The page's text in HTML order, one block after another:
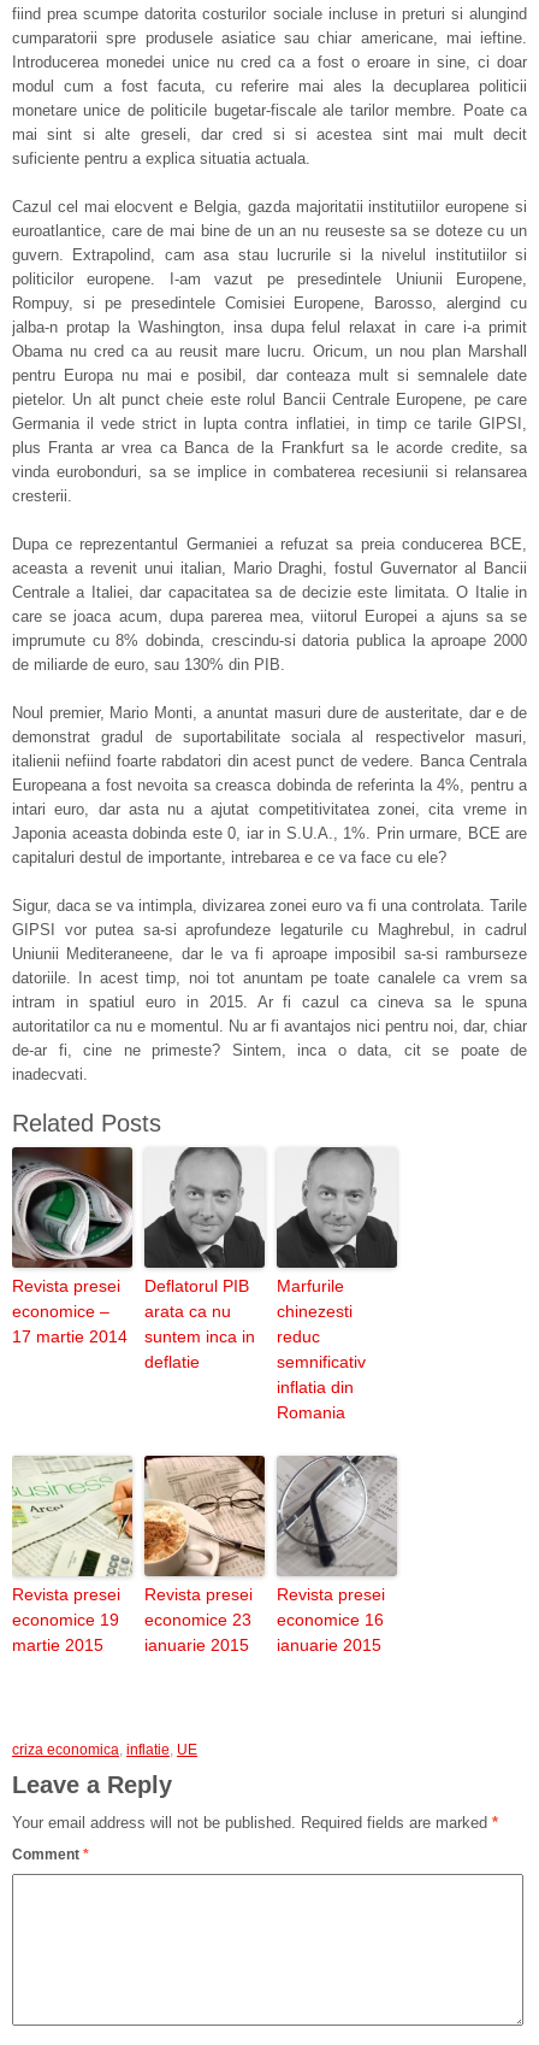
fiind prea scumpe datorita costurilor sociale incluse in preturi si alungind
cumparatorii spre produsele asiatice sau chiar americane, mai ieftine.
Introducerea monedei unice nu cred ca a fost o eroare in sine, ci doar
modul cum a fost facuta, cu referire mai ales la decuplarea politicii
monetare unice de politicile bugetar-fiscale ale tarilor membre. Poate ca
mai sint si alte greseli, dar cred si si acestea sint mai mult decit
suficiente pentru a explica situatia actuala.
Cazul cel mai elocvent e Belgia, gazda majoritatii institutiilor europene si
euroatlantice, care de mai bine de un an nu reuseste sa se doteze cu un
guvern. Extrapolind, cam asa stau lucrurile si la nivelul institutiilor si
politicilor europene. I-am vazut pe presedintele Uniunii Europene,
Rompuy, si pe presedintele Comisiei Europene, Barosso, alergind cu
jalba-n protap la Washington, insa dupa felul relaxat in care i-a primit
Obama nu cred ca au reusit mare lucru. Oricum, un nou plan Marshall
pentru Europa nu mai e posibil, dar conteaza mult si semnalele date
pietelor. Un alt punct cheie este rolul Bancii Centrale Europene, pe care
Germania il vede strict in lupta contra inflatiei, in timp ce tarile GIPSI,
plus Franta ar vrea ca Banca de la Frankfurt sa le acorde credite, sa
vinda eurobonduri, sa se implice in combaterea recesiunii si relansarea
cresterii.
Dupa ce reprezentantul Germaniei a refuzat sa preia conducerea BCE,
aceasta a revenit unui italian, Mario Draghi, fostul Guvernator al Bancii
Centrale a Italiei, dar capacitatea sa de decizie este limitata. O Italie in
care se joaca acum, dupa parerea mea, viitorul Europei a ajuns sa se
imprumute cu 8% dobinda, crescindu-si datoria publica la aproape 2000
de miliarde de euro, sau 130% din PIB.
Noul premier, Mario Monti, a anuntat masuri dure de austeritate, dar e de
demonstrat gradul de suportabilitate sociala al respectivelor masuri,
italienii nefiind foarte rabdatori din acest punct de vedere. Banca Centrala
Europeana a fost nevoita sa creasca dobinda de referinta la 4%, pentru a
intari euro, dar asta nu a ajutat competitivitatea zonei, cita vreme in
Japonia aceasta dobinda este 0, iar in S.U.A., 1%. Prin urmare, BCE are
capitaluri destul de importante, intrebarea e ce va face cu ele?
Sigur, daca se va intimpla, divizarea zonei euro va fi una controlata. Tarile
GIPSI vor putea sa-si aprofundeze legaturile cu Maghrebul, in cadrul
Uniunii Mediteraneene, dar le va fi aproape imposibil sa-si ramburseze
datoriile. In acest timp, noi tot anuntam pe toate canalele ca vrem sa
intram in spatiul euro in 2015. Ar fi cazul ca cineva sa le spuna
autoritatilor ca nu e momentul. Nu ar fi avantajos nici pentru noi, dar, chiar
de-ar fi, cine ne primeste? Sintem, inca o data, cit se poate de
inadecvati.
Related Posts
Revista presei
economice –
17 martie 2014
Deflatorul PIB
arata ca nu
suntem inca in
deflatie
Marfurile
chinezesti
reduc
semnificativ
inflatia din
Romania
Revista presei
economice 19
martie 2015
Revista presei
economice 23
ianuarie 2015
Revista presei
economice 16
ianuarie 2015
criza economica, inflatie, UE
Leave a Reply
Your email address will not be published. Required fields are marked *
Comment *